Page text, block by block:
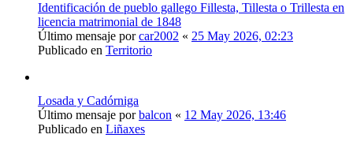
Identificación de pueblo gallego Fillesta, Tillesta o Trillesta en
licencia matrimonial de 1848
Último mensaje porcar2002 « 25 May 2026, 02:23
Publicado en Territorio
Losada y Cadórniga
Último mensaje porbalcon « 12 May 2026, 13:46
Publicado en Liñaxes